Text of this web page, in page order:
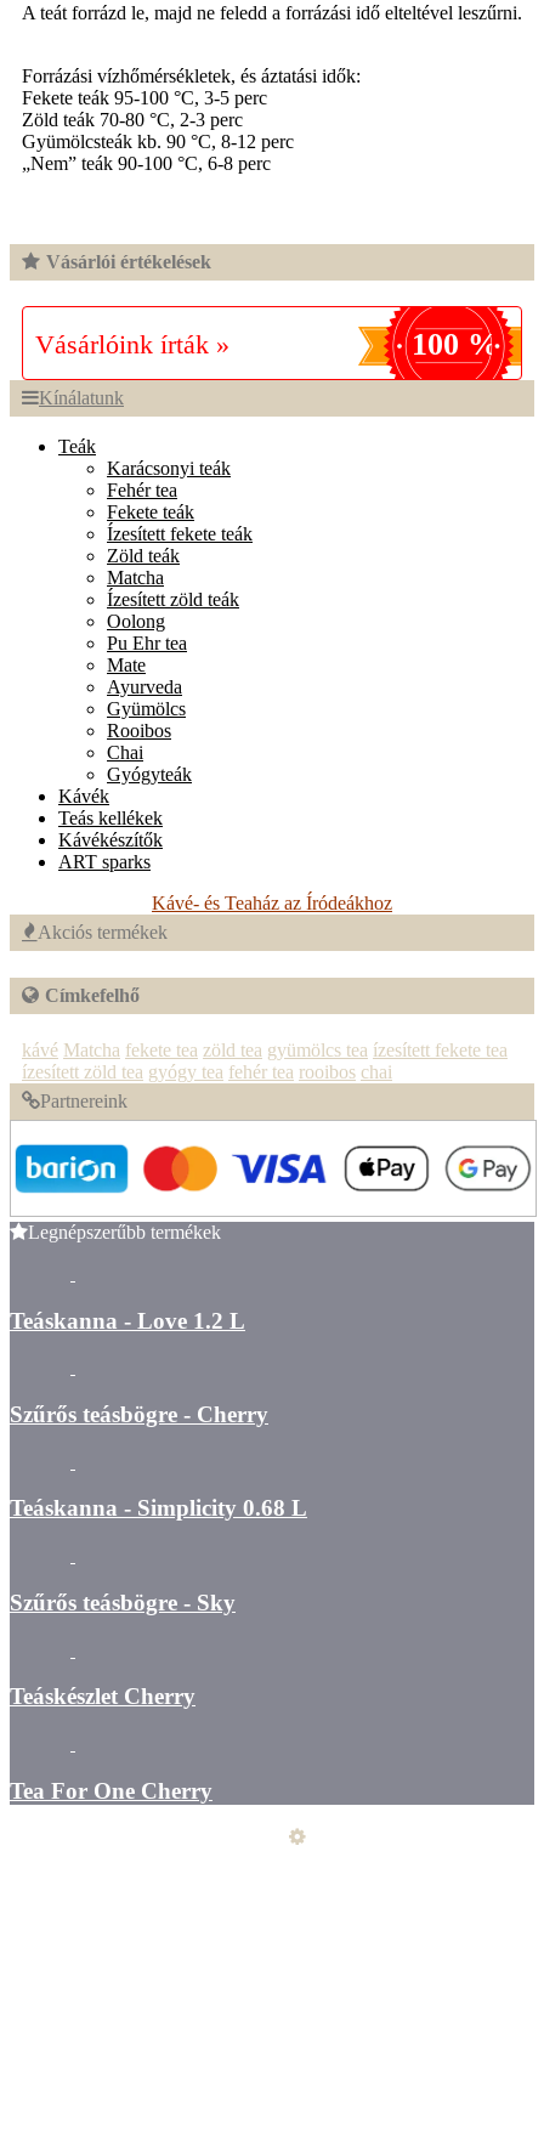
A teát forrázd le, majd ne feledd a forrázási idő elteltével leszűrni.
Forrázási vízhőmérsékletek, és áztatási idők:
Fekete teák 95-100 °C, 3-5 perc
Zöld teák 70-80 °C, 2-3 perc
Gyümölcsteák kb. 90 °C, 8-12 perc
„Nem” teák 90-100 °C, 6-8 perc
Vásárlói értékelések
Vásárlóink írták » 100 %
Kínálatunk
Teák
Karácsonyi teák
Fehér tea
Fekete teák
Ízesített fekete teák
Zöld teák
Matcha
Ízesített zöld teák
Oolong
Pu Ehr tea
Mate
Ayurveda
Gyümölcs
Rooibos
Chai
Gyógyteák
Kávék
Teás kellékek
Kávékészítők
ART sparks
Kávé- és Teaház az Íródeákhoz
Akciós termékek
Címkefelhő
kávé Matcha fekete tea zöld tea gyümölcs tea ízesített fekete tea
ízesített zöld tea gyógy tea fehér tea rooibos chai
Partnereink
Legnépszerűbb termékek
Teáskanna - Love 1.2 L
Szűrős teásbögre - Cherry
Teáskanna - Simplicity 0.68 L
Szűrős teásbögre - Sky
Teáskészlet Cherry
Tea For One Cherry